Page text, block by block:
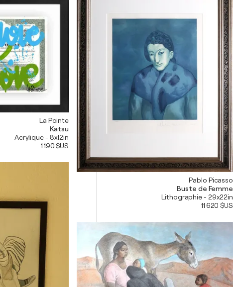
La Pointe
Katsu
Acrylique - 8x12in
1 190 $US
Pablo Picasso
Buste de Femme
Lithographie - 29x22in
11 620 $US